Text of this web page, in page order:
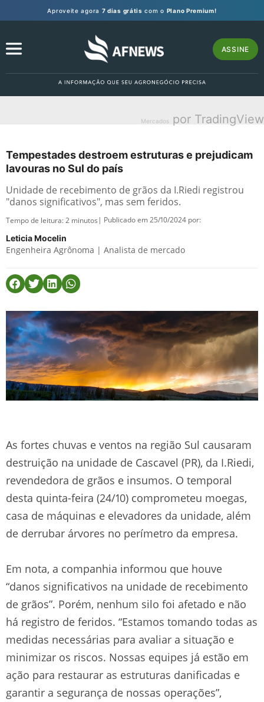
Aproveite agora 7 dias grátis com o Plano Premium!
ASSINE
Mercados por TradingView
Tempestades destroem estruturas e prejudicam
lavouras no Sul do país
Unidade de recebimento de grãos da I.Riedi registrou
"danos significativos", mas sem feridos.
Tempo de leitura:2 minutos | Publicado em 25/10/2024 por:
Leticia Mocelin
Engenheira Agrônoma | Analista de mercado
As fortes chuvas e ventos na região Sul causaram
destruição na unidade de Cascavel (PR), da I.Riedi,
revendedora de grãos e insumos. O temporal
desta quinta-feira (24/10) comprometeu moegas,
casa de máquinas e elevadores da unidade, além
de derrubar árvores no perímetro da empresa.
Em nota, a companhia informou que houve
“danos significativos na unidade de recebimento
de grãos”. Porém, nenhum silo foi afetado e não
há registro de feridos. “Estamos tomando todas as
medidas necessárias para avaliar a situação e
minimizar os riscos. Nossas equipes já estão em
ação para restaurar as estruturas danificadas e
garantir a segurança de nossas operações”,